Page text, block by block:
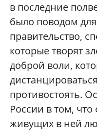
в последние
было поводом
правительство,
которые творят
доброй воли,
противостоять.
России в том,
живущих в ней